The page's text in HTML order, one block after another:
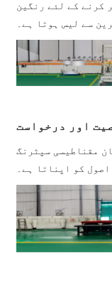
کرنے کے لئے رنگین
سے لیس ہوتا ہے۔
مقناطیسی سپٹرنگ
اصول کو اپناتا ہے۔